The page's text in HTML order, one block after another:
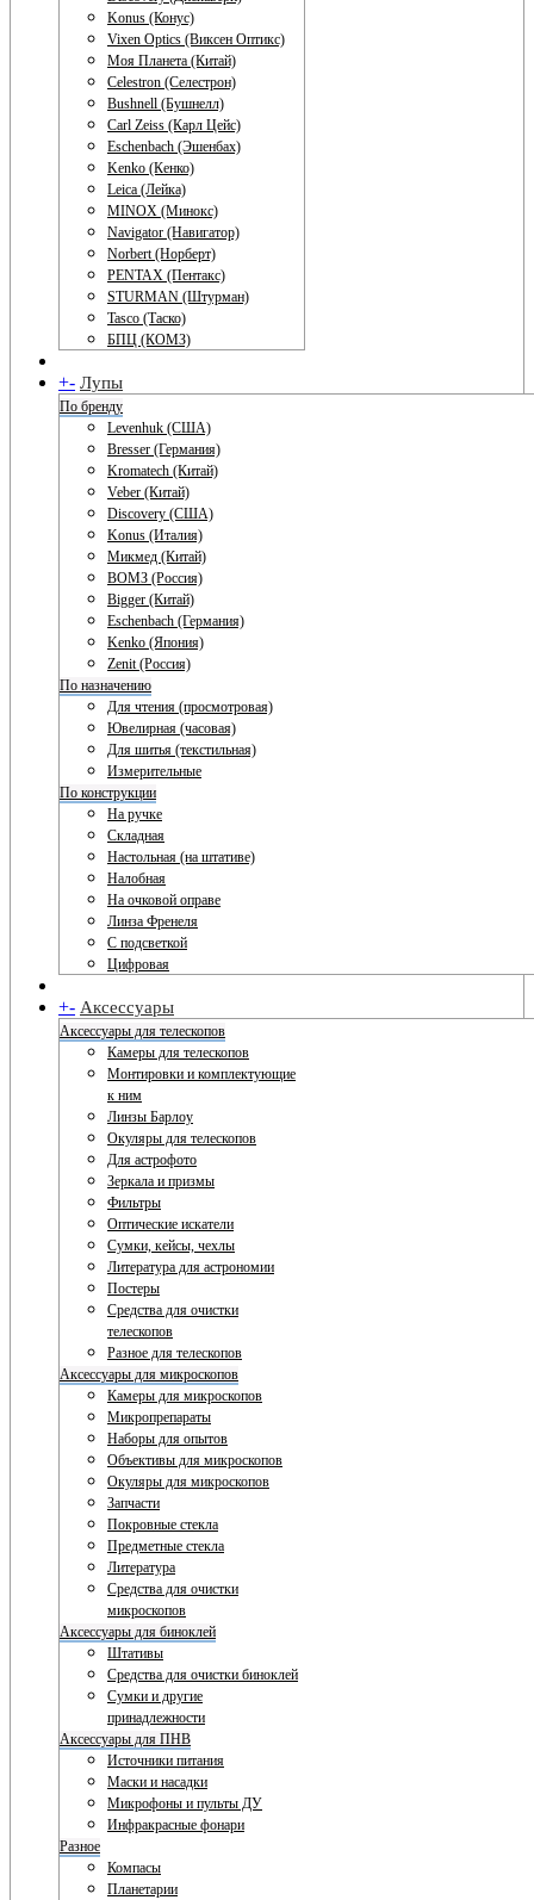
Konus (Конус)
Vixen Optics (Виксен Оптикс)
Моя Планета (Китай)
Celestron (Селестрон)
Bushnell (Бушнелл)
Carl Zeiss (Карл Цейс)
Eschenbach (Эшенбах)
Kenko (Кенко)
Leica (Лейка)
MINOX (Минокс)
Navigator (Навигатор)
Norbert (Норберт)
PENTAX (Пентакс)
STURMAN (Штурман)
Tasco (Таско)
БПЦ (КОМЗ)
+- Лупы
По бренду
Levenhuk (США)
Bresser (Германия)
Kromatech (Китай)
Veber (Китай)
Discovery (США)
Konus (Италия)
Микмед (Китай)
ВОМЗ (Россия)
Bigger (Китай)
Eschenbach (Германия)
Kenko (Япония)
Zenit (Россия)
По назначению
Для чтения (просмотровая)
Ювелирная (часовая)
Для шитья (текстильная)
Измерительные
По конструкции
На ручке
Складная
Настольная (на штативе)
Налобная
На очковой оправе
Линза Френеля
С подсветкой
Цифровая
+- Аксессуары
Аксессуары для телескопов
Камеры для телескопов
Монтировки и комплектующие
к ним
Линзы Барлоу
Окуляры для телескопов
Для астрофото
Зеркала и призмы
Фильтры
Оптические искатели
Сумки, кейсы, чехлы
Литература для астрономии
Постеры
Средства для очистки
телескопов
Разное для телескопов
Аксессуары для микроскопов
Камеры для микроскопов
Микропрепараты
Наборы для опытов
Объективы для микроскопов
Окуляры для микроскопов
Запчасти
Покровные стекла
Предметные стекла
Литература
Средства для очистки
микроскопов
Аксессуары для биноклей
Штативы
Средства для очистки биноклей
Сумки и другие
принадлежности
Аксессуары для ПНВ
Источники питания
Маски и насадки
Микрофоны и пульты ДУ
Инфракрасные фонари
Разное
Компасы
Планетарии